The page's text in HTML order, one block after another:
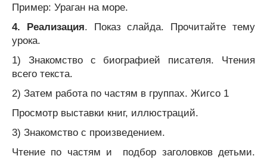
Пример: Ураган на море.
4. Реализация. Показ слайда. Прочитайте тему
урока.
1) Знакомство с биографией писателя. Чтения
всего текста.
2) Затем работа по частям в группах. Жигсо 1
Просмотр выставки книг, иллюстраций.
3) Знакомство с произведением.
Чтение по частям и подбор заголовков детьми.